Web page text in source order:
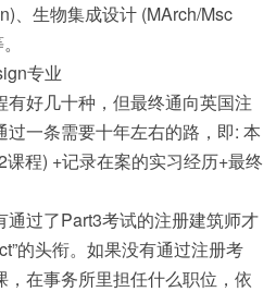
、生物集成设计 (MArch/Msc
专业
好几十种，但最终通向英国注
一条需要十年左右的路，即: 本
程) +记录在案的实习经历+最终
通过了Part3考试的注册建筑师才
的头衔。如果没有通过注册考
在事务所里担任什么职位，依